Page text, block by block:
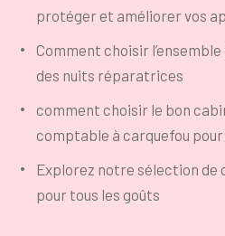
protéger et améliorer vos
Comment choisir
des nuits réparatrices
comment choisir le bon
comptable à carquefou
Explorez notre sélection de
pour tous les goûts